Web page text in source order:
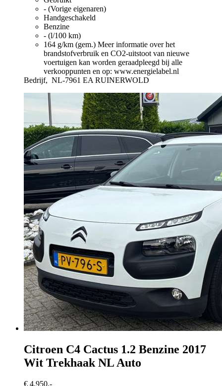
- (Vorige eigenaren)
Handgeschakeld
Benzine
- (l/100 km)
164 g/km (gem.) Meer informatie over het
brandstofverbruik en CO2-uitstoot van nieuwe
voertuigen kan worden geraadpleegd bij alle
verkooppunten en op: www.energielabel.nl
Bedrijf, NL-7961 EA RUINERWOLD
Citroen C4 Cactus 1.2 Benzine 2017
Wit Trekhaak NL Auto
€ 4.950,-